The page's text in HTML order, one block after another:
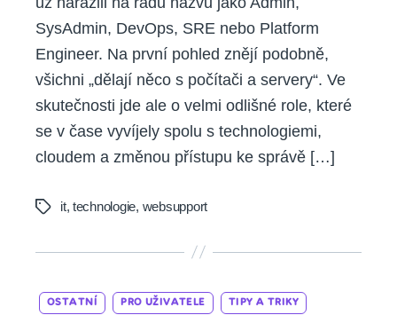
SysAdmin, DevOps, SRE nebo Platform
Engineer. Na první pohled znějí podobně,
všichni „dělají něco s počítači a servery“. Ve
skutečnosti jde ale o velmi odlišné role, které
se v čase vyvíjely spolu s technologiemi,
cloudem a změnou přístupu ke správě […]
Tags it, technologie, websupport
Categories
OSTATNÍ PRO UŽIVATELE TIPY A TRIKY